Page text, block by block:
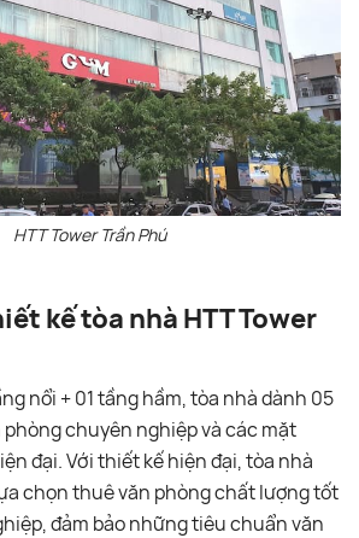
HTT Tower Trần Phú
kế tòa nhà HTT Tower
nổi + 01 tầng hầm, tòa nhà dành 05
chuyên nghiệp và các mặt
đại. Với thiết kế hiện đại, tòa nhà
chọn thuê văn phòng chất lượng tốt
đảm bảo những tiêu chuẩn văn